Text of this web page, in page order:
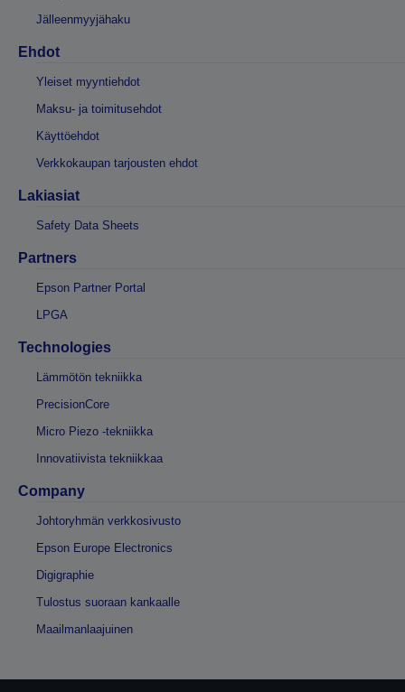
Jälleenmyyjähaku
Ehdot
Yleiset myyntiehdot
Maksu- ja toimitusehdot
Käyttöehdot
Verkkokaupan tarjousten ehdot
Lakiasiat
Safety Data Sheets
Partners
Epson Partner Portal
LPGA
Technologies
Lämmötön tekniikka
PrecisionCore
Micro Piezo -tekniikka
Innovatiivista tekniikkaa
Company
Johtoryhmän verkkosivusto
Epson Europe Electronics
Digigraphie
Tulostus suoraan kankaalle
Maailmanlaajuinen